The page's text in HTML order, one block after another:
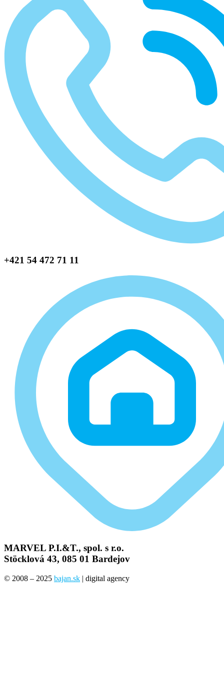
+421 54 472 71 11
MARVEL P.I.&T., spol. s r.o.
Stöcklová 43, 085 01 Bardejov
© 2008 – 2025 bajan.sk | digital agency